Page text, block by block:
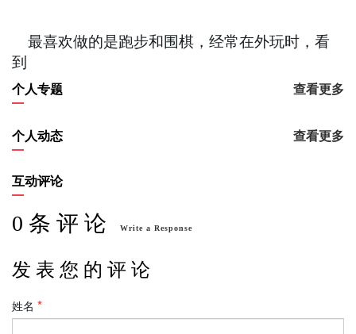
最喜欢做的是跑步和围棋，经常在外玩时，看
到
个人专题 查看更多
个人动态 查看更多
互动评论
0 条 评 论 Write a Response
发 表 您 的 评 论
姓名